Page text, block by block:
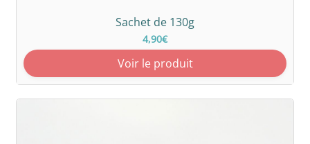
Sachet de 130g
4,90€
Voir le produit